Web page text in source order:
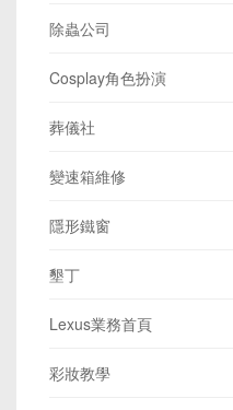
除蟲公司
Cosplay角色扮演
葬儀社
變速箱維修
隱形鐵窗
墾丁
Lexus業務首頁
彩妝教學